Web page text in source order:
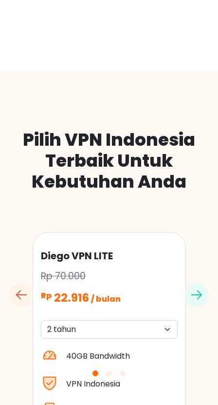
Pilih VPN Indonesia
Terbaik Untuk
Kebutuhan Anda
Diego VPN LITE
Rp 70.000
Rp 22.916 / bulan
40GB Bandwidth
VPN Indonesia